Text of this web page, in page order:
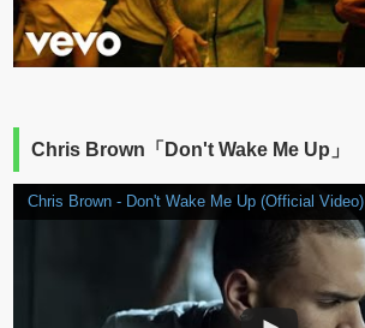
Chris Brown「Don't Wake Me Up」
Chris Brown - Don't Wake Me Up (Official Video)